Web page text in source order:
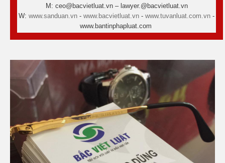
M: ceo@bacvietluat.vn – lawyer.@bacvietluat.vn
W: www.sanduan.vn - www.bacvietluat.vn - www.tuvanluat.com.vn -
www.bantinphapluat.com